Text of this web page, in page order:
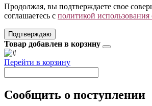
Продолжая, вы подтверждаете свое
соглашаетесь с политикой использования
Подтверждаю
Товар добавлен в корзину
Перейти в корзину
Сообщить о поступлении